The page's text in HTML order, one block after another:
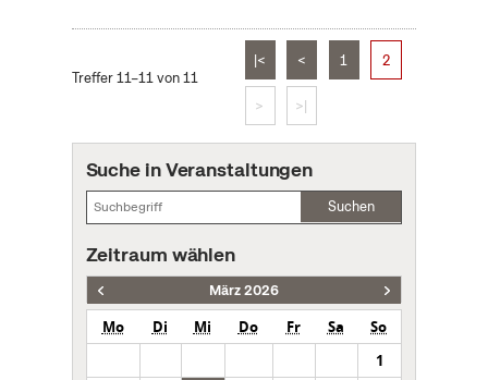
Treffer 11–11 von 11
|< < 1 2
> >|
Suche in Veranstaltungen
Suchen
Zeitraum wählen
März 2026
Mo Di Mi Do Fr Sa
So
1